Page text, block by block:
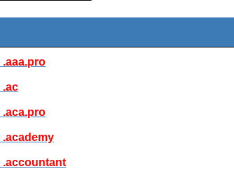
.aaa.pro
.ac
.aca.pro
.academy
.accountant